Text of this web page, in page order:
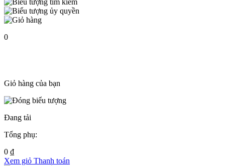
0
Giỏ hàng của bạn
Đang tải
Tổng phụ:
0 ₫
Xem giỏ Thanh toán